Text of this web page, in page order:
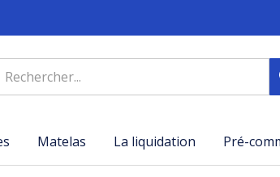
Matelas La liquidation Pré-